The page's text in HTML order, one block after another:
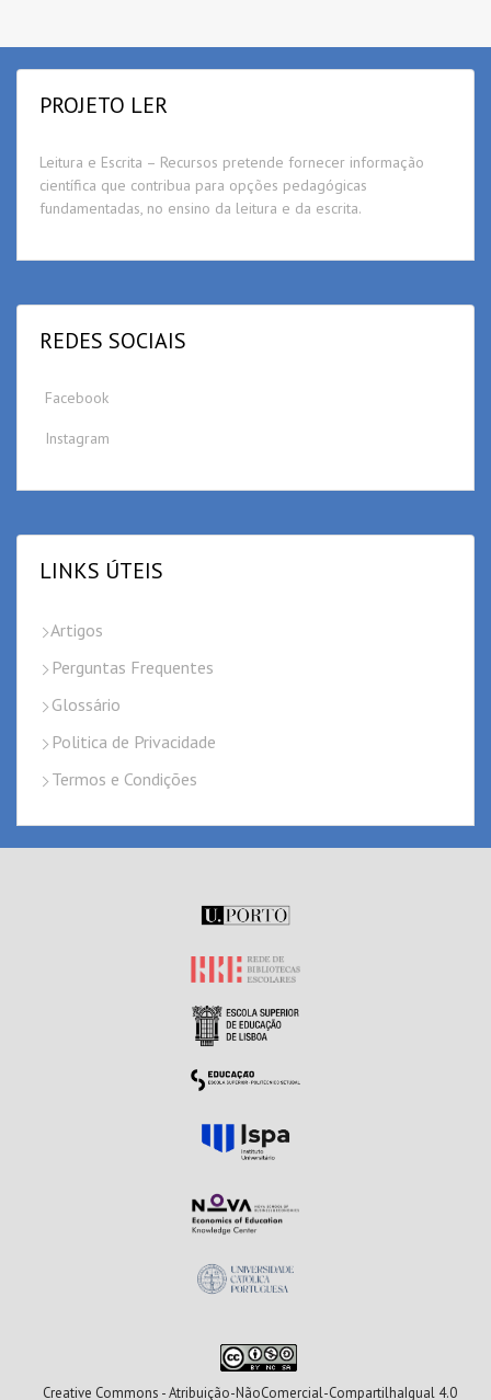
PROJETO LER
Leitura e Escrita – Recursos pretende fornecer informação
científica que contribua para opções pedagógicas
fundamentadas, no ensino da leitura e da escrita.
REDES SOCIAIS
Facebook
Instagram
LINKS ÚTEIS
Artigos
Perguntas Frequentes
Glossário
Politica de Privacidade
Termos e Condições
Creative Commons - Atribuição-NãoComercial-CompartilhaIgual 4.0